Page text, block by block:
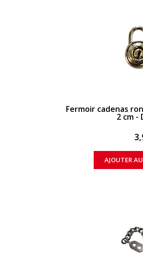
Fermoir cadenas rond
2 cm -
AJOUTER